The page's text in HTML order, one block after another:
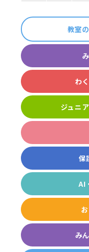
教室
わ
ジュニ
保
AI
み